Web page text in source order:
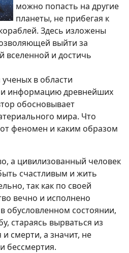
можно попасть на другие
планеты, не прибегая к
Здесь изложены
выйти за
вселенной и достичь
в области
информацию древнейших
обосновывает
мира. Что
феномен и каким образом
а цивилизованный человек
cчастливым и жить
так как по своей
вечно и исполнено
обусловленном состоянии,
стараясь вырваться из
смерти, а значит, не
бессмертия.